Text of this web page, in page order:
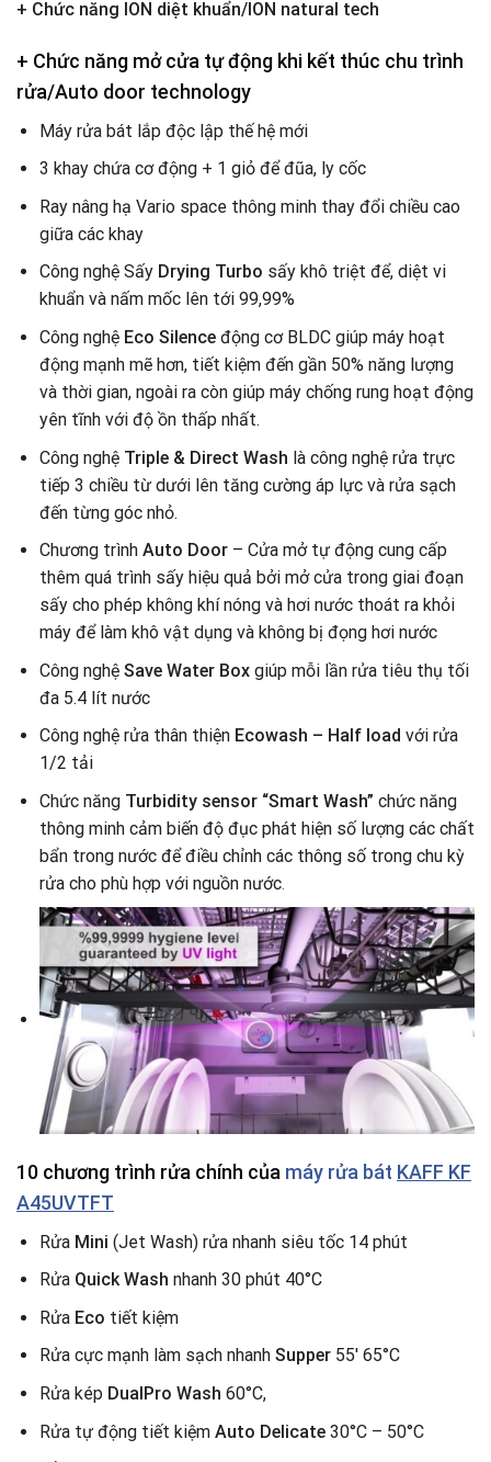
+ Chức năng ION diệt khuẩn/ION natural tech
+ Chức năng mở cửa tự động khi kết thúc chu trình
rửa/Auto door technology
Máy rửa bát lắp độc lập thế hệ mới
3 khay chứa cơ động + 1 giỏ để đũa, ly cốc
Ray nâng hạ Vario space thông minh thay đổi chiều cao
giữa các khay
Công nghệ Sấy Drying Turbo sấy khô triệt để, diệt vi
khuẩn và nấm mốc lên tới 99,99%
Công nghệ Eco Silenceđộng cơ BLDC giúp máy hoạt
động mạnh mẽ hơn, tiết kiệm đến gần 50% năng lượng
và thời gian, ngoài ra còn giúp máy chống rung hoạt động
yên tĩnh với độ ồn thấp nhất.
Công nghệ Triple & Direct Wash là công nghệ rửa trực
tiếp 3 chiều từ dưới lên tăng cường áp lực và rửa sạch
đến từng góc nhỏ.
Chương trình Auto Door– Cửa mở tự động cung cấp
thêm quá trình sấy hiệu quả bởi mở cửa trong giai đoạn
sấy cho phép không khí nóng và hơi nước thoát ra khỏi
máy để làm khô vật dụng và không bị đọng hơi nước
Công nghệ Save Water Boxgiúp mỗi lần rửa tiêu thụ tối
đa 5.4 lít nước
Công nghệ rửa thân thiện Ecowash – Half load với rửa
1/2 tải
Chức năng Turbidity sensor “Smart Wash” chức năng
thông minh cảm biến độ đục phát hiện số lượng các chất
bẩn trong nước để điều chỉnh các thông số trong chu kỳ
rửa cho phù hợp với nguồn nước.
10 chương trình rửa chính của máy rửa bát KAFF KF
A45UVTFT
Rửa Mini (Jet Wash) rửa nhanh siêu tốc 14 phút
Rửa Quick Wash nhanh 30 phút 40°C
Rửa Eco tiết kiệm
Rửa cực mạnh làm sạch nhanh Supper55′ 65°C
Rửa kép DualPro Wash 60°C,
Rửa tự động tiết kiệm Auto Delicate30°C – 50°C